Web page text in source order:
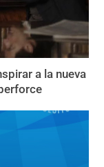
a la nueva